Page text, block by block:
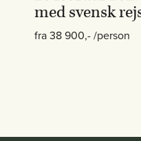
med svensk
fra 38 900,- /person